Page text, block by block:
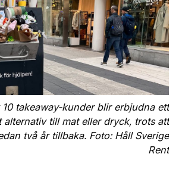
10 takeaway-kunder blir erbjudna ett
alternativ till mat eller dryck, trots att
två år tillbaka. Foto: Håll Sverige
Rent